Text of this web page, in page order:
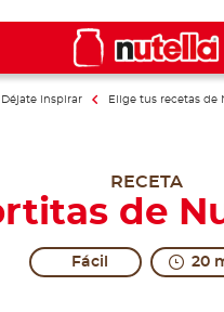
Déjate inspirar Elige tus recetas de
RECETA
de
Fácil 20